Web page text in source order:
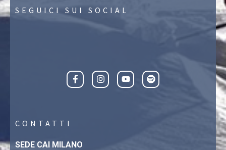
SEGUICI SUI SOCIAL
CONTATTI
SEDE CAI MILANO